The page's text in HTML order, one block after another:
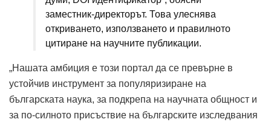
заместник-директорът. Това улеснява
откриването, използването и правилното
цитиране на научните публикации.
„Нашата амбиция е този портал да се превърне в
устойчив инструмент за популяризиране на
българската наука, за подкрепа на научната общност и
за по-силното присъствие на българските изследвания